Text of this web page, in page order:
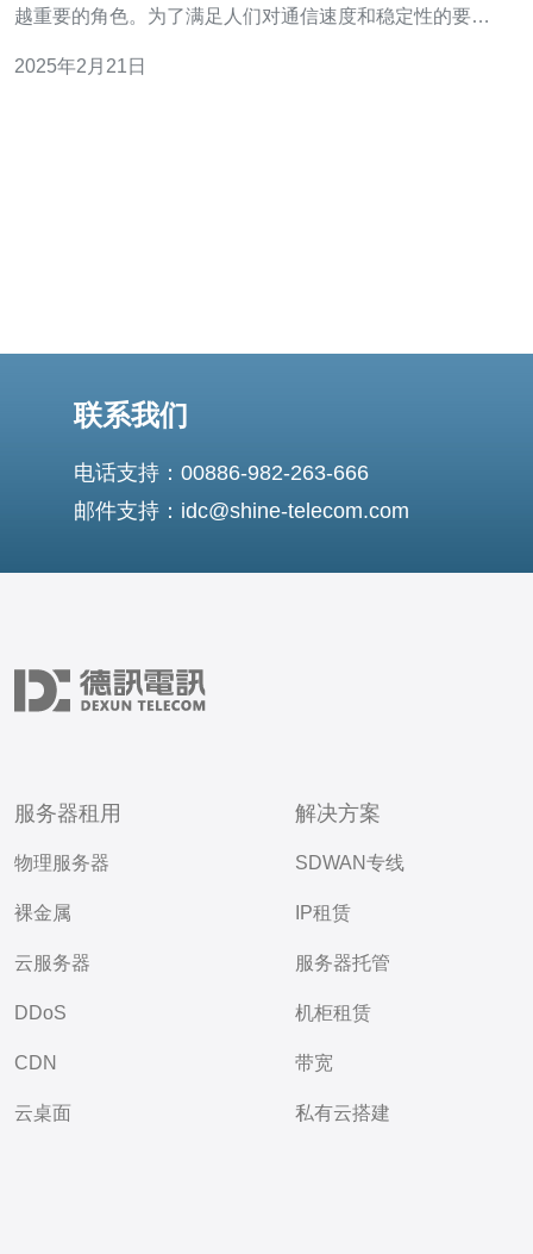
越重要的角色。为了满足人们对通信速度和稳定性的要
高效稳定的通信网络解决方案在该国获得了广泛的应用。
2025年2月21日
联系我们
电话支持：00886-982-263-666
邮件支持：idc@shine-telecom.com
服务器租用
物理服务器
裸金属
云服务器
DDoS
CDN
云桌面
解决方案
SDWAN专线
IP租赁
服务器托管
机柜租赁
带宽
私有云搭建